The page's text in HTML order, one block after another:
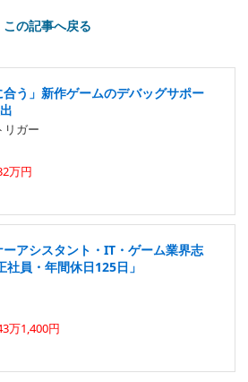
この記事へ戻る
う」新作ゲームのデバッグサポー
リガー
万円
アシスタント・IT・ゲーム業界志
員・年間休日125日」
万1,400円